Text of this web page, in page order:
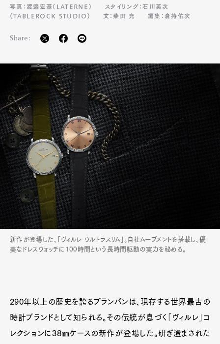
写真：渡邉宏基（LATERNE）
スタイリング：石川英次
（TABLEROCK STUDIO）
文：柴田 充 編集：倉持佑次
Share:
新作が登場した、「ヴィルレ ウルトラスリム」。自社ムーブメントを搭載し、優
美なドレスウォッチに100時間という長時間駆動の実力を秘める。
290年以上の歴史を誇るブランパンは、現存する世界最古の
時計ブランドとして知られる。その伝統が息づく「ヴィルレ」コ
レクションに38㎜ケースの新作が登場した。研ぎ澄まされた